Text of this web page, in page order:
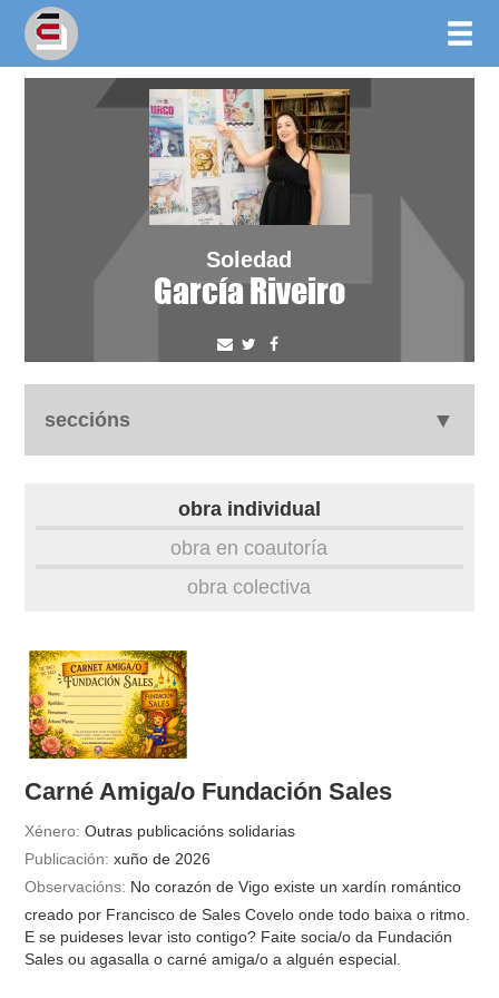
Soledad
García Riveiro
seccións
videoteca
outros docs
obra individual
obra en coautoría
obra colectiva
Carné Amiga/o Fundación Sales
Xénero: Outras publicacións solidarias
Publicación: xuño de 2026
Observacións: No corazón de Vigo existe un xardín romántico
creado por Francisco de Sales Covelo onde todo baixa o ritmo.
E se puideses levar isto contigo? Faite socia/o da Fundación
Sales ou agasalla o carné amiga/o a alguén especial.